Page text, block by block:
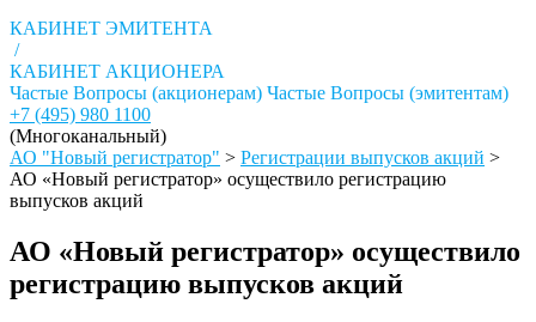
КАБИНЕТ ЭМИТЕНТА
/
КАБИНЕТ АКЦИОНЕРА
Частые Вопросы (акционерам) Частые Вопросы (эмитентам)
+7 (495) 980 1100
(Многоканальный)
АО "Новый регистратор" > Регистрации выпусков акций >
АО «Новый регистратор» осуществило регистрацию
выпусков акций
АО «Новый регистратор» осуществило
регистрацию выпусков акций